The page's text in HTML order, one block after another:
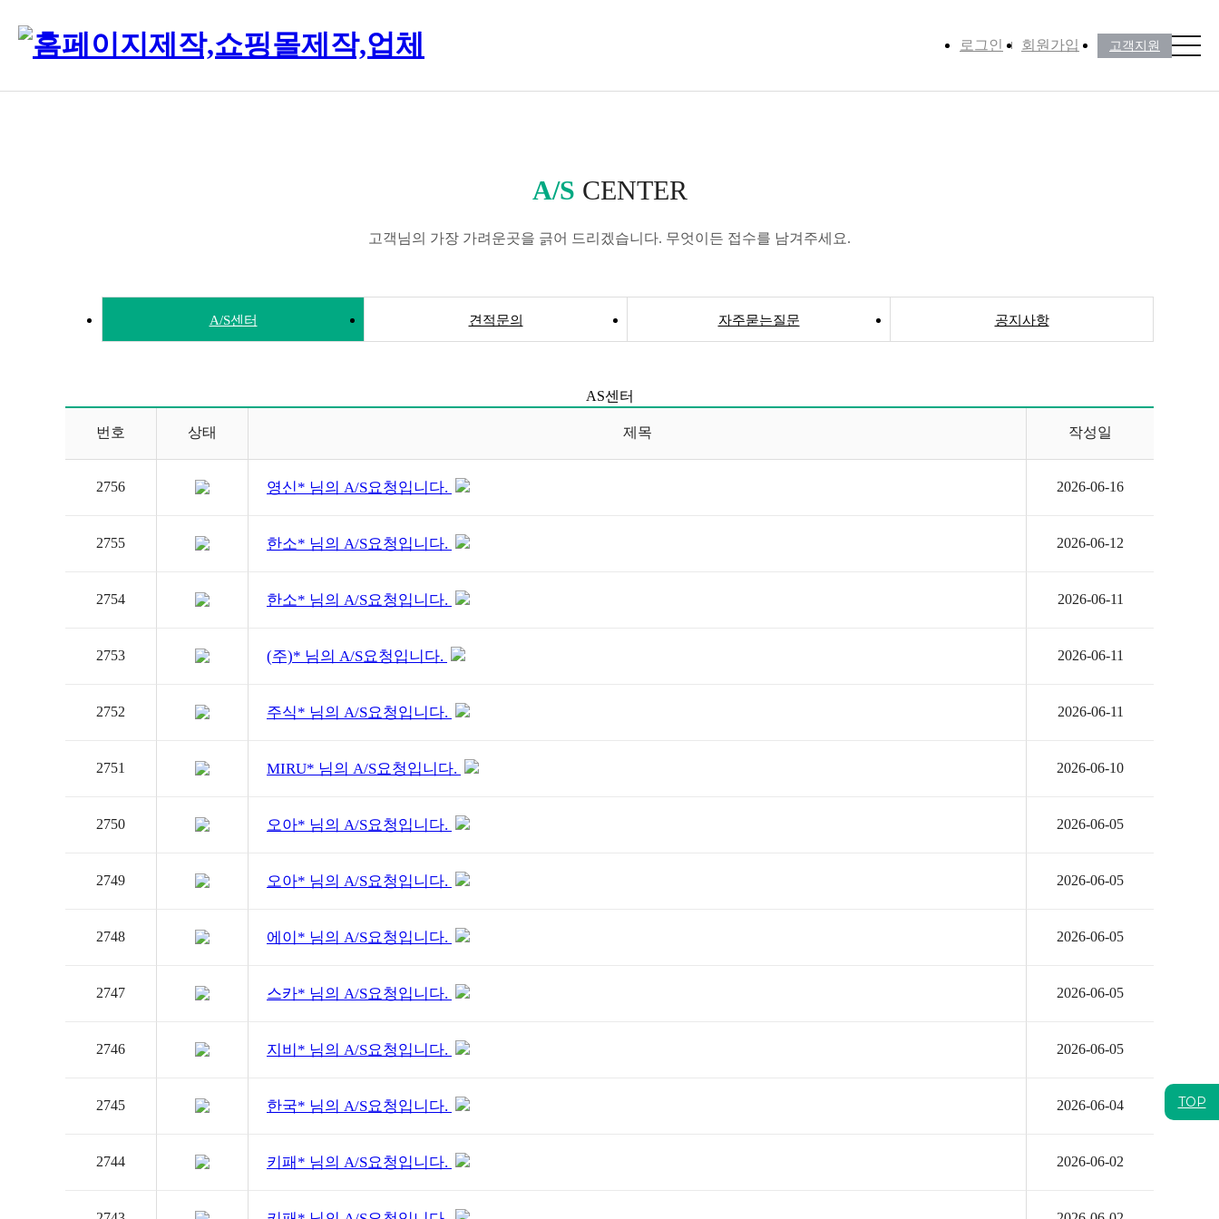
로그인 회원가입 고객지원
TOP
A/S CENTER
고객님의 가장 가려운곳을 긁어 드리겠습니다. 무엇이든 접수를 남겨주세요.
A/S센터 견적문의 자주묻는질문 공지사항
AS센터
번호 상태 제목 작성일
2756 영신* 님의 A/S요청입니다. 2026-06-16
2755 한소* 님의 A/S요청입니다. 2026-06-12
2754 한소* 님의 A/S요청입니다. 2026-06-11
2753 (주)* 님의 A/S요청입니다. 2026-06-11
2752 주식* 님의 A/S요청입니다. 2026-06-11
2751 MIRU* 님의 A/S요청입니다. 2026-06-10
2750 오아* 님의 A/S요청입니다. 2026-06-05
2749 오아* 님의 A/S요청입니다. 2026-06-05
2748 에이* 님의 A/S요청입니다. 2026-06-05
2747 스카* 님의 A/S요청입니다. 2026-06-05
2746 지비* 님의 A/S요청입니다. 2026-06-05
2745 한국* 님의 A/S요청입니다. 2026-06-04
2744 키패* 님의 A/S요청입니다. 2026-06-02